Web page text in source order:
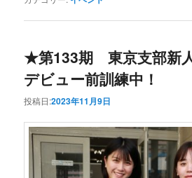
★第133期 東京支部新
デビュー前訓練中！
投稿日:2023年11月9日